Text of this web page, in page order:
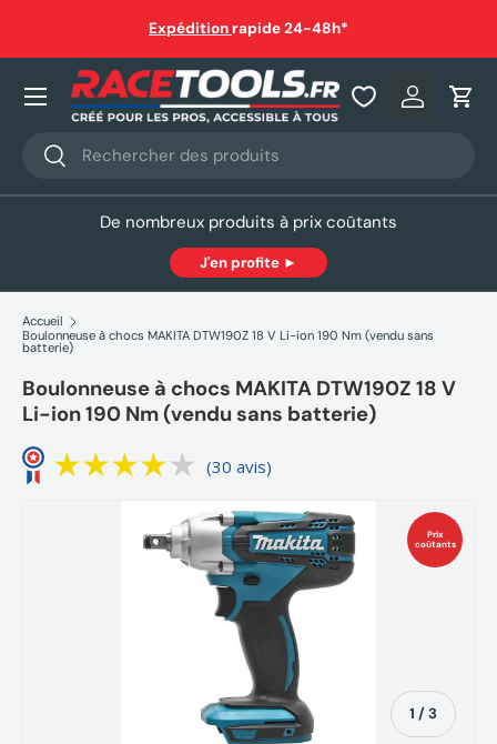
Aller au contenu
Expédition rapide 24-48h*
Recherche
Rechercher
Se
Nos produits
De nombreux produits à prix coûtants
J'en profite ►
Accueil
Boulonneuse à chocs MAKITA DTW190Z 18 V Li-ion 190 Nm (vendu sans
batterie)
Boulonneuse à chocs MAKITA DTW190Z 18 V
Li-ion 190 Nm (vendu sans batterie)
(30 avis)
Prix
coûtants
1 /de
3